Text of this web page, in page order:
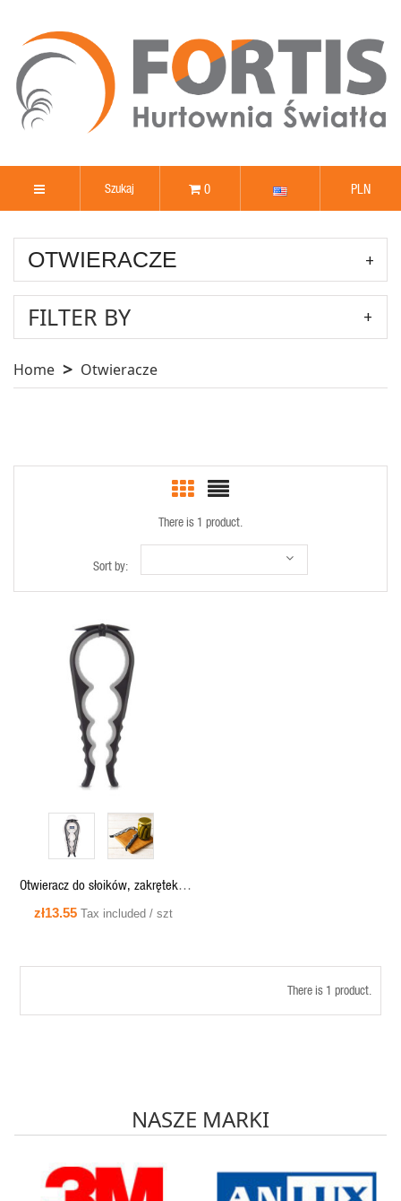
0 PLN
OTWIERACZE
FILTER BY
Home Otwieracze
There is 1 product.
Sort by:
QUICK VIEW
Otwieracz do słoików, zakrętek 4
rozmiary 4w1 -140910 Orion
zł13.55 Tax included / szt
There is 1 product.
NASZE MARKI